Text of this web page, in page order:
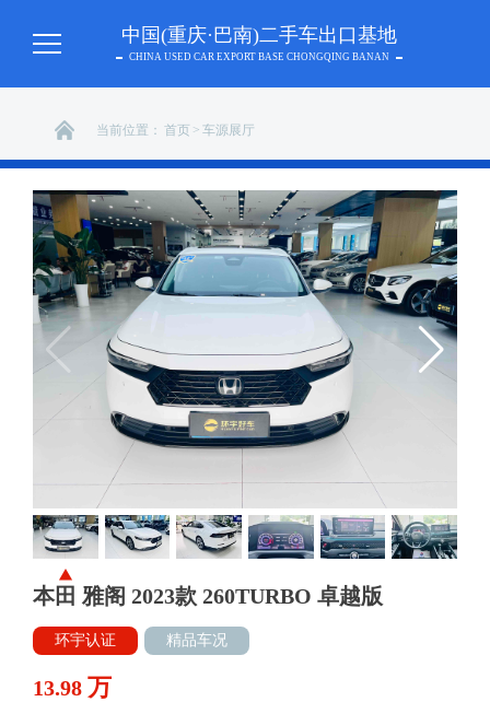
中国(重庆·巴南)二手车出口基地
CHINA USED CAR EXPORT BASE CHONGQING BANAN
当前位置： 首页 > 车源展厅
本田 雅阁 2023款 260TURBO 卓越版
环宇认证 精品车况
13.98 万